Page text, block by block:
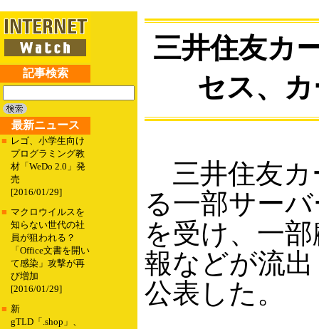
記事検索
最新ニュース
■ レゴ、小学生向け
プログラミング教
材「WeDo 2.0」発
売
[2016/01/29]
■ マクロウイルスを
知らない世代の社
員が狙われる？
「Office文書を開い
て感染」攻撃が再
び増加
[2016/01/29]
■ 新
gTLD「.shop」、
三井住友カ
セス、
三井住友カ
る一部サー
を受け、一
報などが流
公表した。